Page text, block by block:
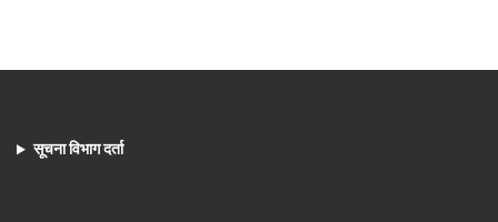
सूचना विभाग दर्ता